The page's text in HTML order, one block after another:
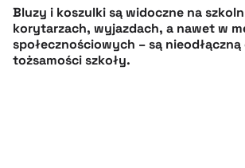
Bluzy i koszulki są widoczne na
korytarzach, wyjazdach, a nawet w
społecznościowych – są nieodłączną
tożsamości szkoły.